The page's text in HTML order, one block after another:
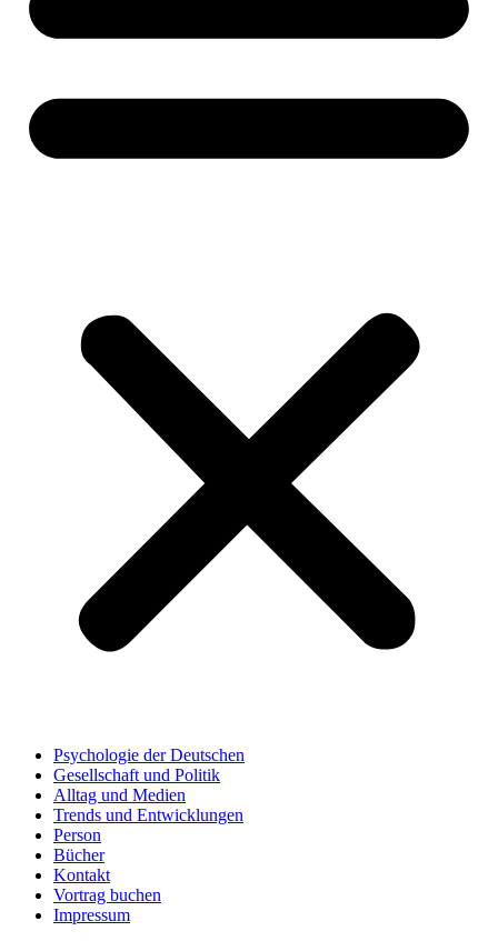
Psychologie der Deutschen
Gesellschaft und Politik
Alltag und Medien
Trends und Entwicklungen
Person
Bücher
Kontakt
Vortrag buchen
Impressum